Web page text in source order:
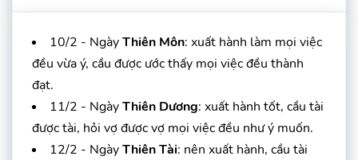
10/2 - NgàyThiên Môn: xuất hành làm mọi việc
đều vừa ý, cầu được ước thấy mọi việc đều thành
đạt.
11/2 - NgàyThiên Dương: xuất hành tốt, cầu tài
được tài, hỏi vợ được vợ mọi việc đều như ý muốn.
12/2 - NgàyThiên Tài: nên xuất hành, cầu tài